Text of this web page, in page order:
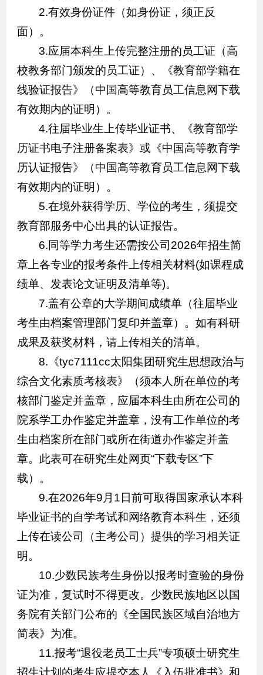
2.有效身份证件（如身份证，须正反
面）。
3.应届本科生上传完整注册的员工证（高
校教务部门颁发的员工证）、《教育部学籍在
线验证报告》（中国高等教育员工信息网下载
有效期内的证明）。
4.往届毕业生上传毕业证书、《教育部学
历证书电子注册备案表》或《中国高等教育学
历认证报告》（中国高等教育员工信息网下载
有效期内的证明）。
5.在境外获得学历、学位的考生，须提交
教育部服务中心出具的认证报告。
6.同等学力考生还需按公司2026年招生简
章上各专业的报考条件上传相关材料(如课程成
绩单、发表论文证明及清单等)。
7.盖有公章的大学期间成绩单（往届毕业
考生由档案管理部门复印并盖章）。如有科研
成果及获奖材料，请上传相关的清单。
8.《tyc7111cc太阳集团研究生思想政治与
综合文化素质考核表》（须本人所在单位的考
核部门鉴定并盖章，应届本科生由所在公司的
院系学工办作鉴定并盖章，没有工作单位的考
生由档案所在部门或所在街道办作鉴定并盖
章。此表可在研究生处网页“下载专区”下
载）。
9.在2026年9月1日前可取得国家承认本科
毕业证书的自学考试和网络教育本科生，还须
上传在读公司（主考公司）提供的学习相关证
明。
10.少数民族考生身份以报考时查验的身份
证为准，复试时不得更改。少数民族地区以国
务院有关部门公布的《全国民族区域自治地方
简表》为准。
11.报考“退役老员工士兵”专项硕士研究生
招生计划的考生应提交本人《入伍批准书》和